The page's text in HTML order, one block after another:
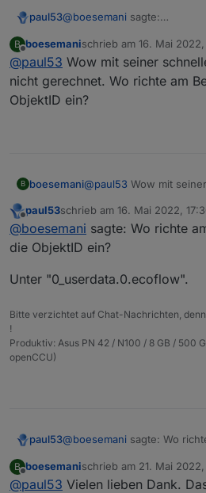
paul53@boesemani sagte:
{"sn":"xxxxxxxxxxxxx","data":
Blockly:
Die Variableresultmuss
werden.
B
Offline
boesemanischrieb am 16. Mai 2022,
zuletzt editiert von
@paul53 Wow mit seiner
nicht gerechnet. Wo richte am
ObjektID ein?
B boesemani@paul53
Geräte für die ObjektID
Offline
paul53schrieb am 16. Mai 2022,
zuletzt editiert von
@boesemani sagte: Wo richte
die ObjektID ein?
Unter "0_userdata.0.ecoflow".
Bitte verzichtet auf Chat-Nachrichten,
!
Produktiv: Asus PN 42 / N100 / 8 GB / 500
openCCU)
paul53@boesemani sagte: Wo
Unter
B
Offline
boesemanischrieb am 21. Mai 2022,
zuletzt editiert von
@paul53 Vielen lieben Dank.